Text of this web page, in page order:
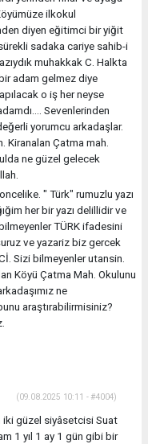
ilkokul
diyen eğitimci bir yiğit
sadaka cariye sahib-i
muhakkak C. Halkta
adam gelmez diye
o iş her neyse
Sevenlerinden
yorumcu arkadaşlar.
Kiranalan Çatma mah.
ne güzel gelecek
" Türk" rumuzlu yazı
her bir yazı delillidir ve
TÜRK ifadesini
ve yazariz biz gercek
Sizi bilmeyenler utansin.
Köyü Çatma Mah. Okulunu
ne
araştırabilirmisiniz?
(09.08.2025 10:11 - #4004)
iki güzel siyâsetcisi Suat
1 yıl 1 ay 1 gün gibi bir